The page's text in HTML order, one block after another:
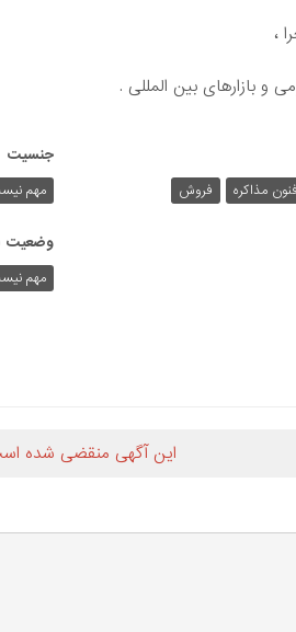
،
و بازارهای بین المللی .
مذاکره
فروش
جنسیت
مهم
وضعیت
مهم‌
این آگهی منقضی شده